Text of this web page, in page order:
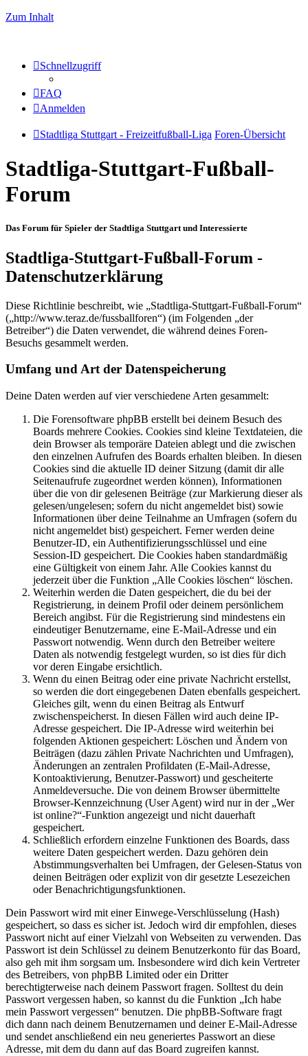
Zum Inhalt
Schnellzugriff
FAQ
Anmelden
Stadtliga Stuttgart - Freizeitfußball-Liga Foren-Übersicht
Stadtliga-Stuttgart-Fußball-
Forum
Das Forum für Spieler der Stadtliga Stuttgart und Interessierte
Stadtliga-Stuttgart-Fußball-Forum -
Datenschutzerklärung
Diese Richtlinie beschreibt, wie „Stadtliga-Stuttgart-Fußball-Forum“
(„http://www.teraz.de/fussballforen“) (im Folgenden „der
Betreiber“) die Daten verwendet, die während deines Foren-
Besuchs gesammelt werden.
Umfang und Art der Datenspeicherung
Deine Daten werden auf vier verschiedene Arten gesammelt:
Die Forensoftware phpBB erstellt bei deinem Besuch des
Boards mehrere Cookies. Cookies sind kleine Textdateien, die
dein Browser als temporäre Dateien ablegt und die zwischen
den einzelnen Aufrufen des Boards erhalten bleiben. In diesen
Cookies sind die aktuelle ID deiner Sitzung (damit dir alle
Seitenaufrufe zugeordnet werden können), Informationen
über die von dir gelesenen Beiträge (zur Markierung dieser als
gelesen/ungelesen; sofern du nicht angemeldet bist) sowie
Informationen über deine Teilnahme an Umfragen (sofern du
nicht angemeldet bist) gespeichert. Ferner werden deine
Benutzer-ID, ein Authentifizierungsschlüssel und eine
Session-ID gespeichert. Die Cookies haben standardmäßig
eine Gültigkeit von einem Jahr. Alle Cookies kannst du
jederzeit über die Funktion „Alle Cookies löschen“ löschen.
Weiterhin werden die Daten gespeichert, die du bei der
Registrierung, in deinem Profil oder deinem persönlichem
Bereich angibst. Für die Registrierung sind mindestens ein
eindeutiger Benutzername, eine E-Mail-Adresse und ein
Passwort notwendig. Wenn durch den Betreiber weitere
Daten als notwendig festgelegt wurden, so ist dies für dich
vor deren Eingabe ersichtlich.
Wenn du einen Beitrag oder eine private Nachricht erstellst,
so werden die dort eingegebenen Daten ebenfalls gespeichert.
Gleiches gilt, wenn du einen Beitrag als Entwurf
zwischenspeicherst. In diesen Fällen wird auch deine IP-
Adresse gespeichert. Die IP-Adresse wird weiterhin bei
folgenden Aktionen gespeichert: Löschen und Ändern von
Beiträgen (dazu zählen Private Nachrichten und Umfragen),
Änderungen an zentralen Profildaten (E-Mail-Adresse,
Kontoaktivierung, Benutzer-Passwort) und gescheiterte
Anmeldeversuche. Die von deinem Browser übermittelte
Browser-Kennzeichnung (User Agent) wird nur in der „Wer
ist online?“-Funktion angezeigt und nicht dauerhaft
gespeichert.
Schließlich erfordern einzelne Funktionen des Boards, dass
weitere Daten gespeichert werden. Dazu gehören dein
Abstimmungsverhalten bei Umfragen, der Gelesen-Status von
deinen Beiträgen oder explizit von dir gesetzte Lesezeichen
oder Benachrichtigungsfunktionen.
Dein Passwort wird mit einer Einwege-Verschlüsselung (Hash)
gespeichert, so dass es sicher ist. Jedoch wird dir empfohlen, dieses
Passwort nicht auf einer Vielzahl von Webseiten zu verwenden. Das
Passwort ist dein Schlüssel zu deinem Benutzerkonto für das Board,
also geh mit ihm sorgsam um. Insbesondere wird dich kein Vertreter
des Betreibers, von phpBB Limited oder ein Dritter
berechtigterweise nach deinem Passwort fragen. Solltest du dein
Passwort vergessen haben, so kannst du die Funktion „Ich habe
mein Passwort vergessen“ benutzen. Die phpBB-Software fragt
dich dann nach deinem Benutzernamen und deiner E-Mail-Adresse
und sendet anschließend ein neu generiertes Passwort an diese
Adresse, mit dem du dann auf das Board zugreifen kannst.